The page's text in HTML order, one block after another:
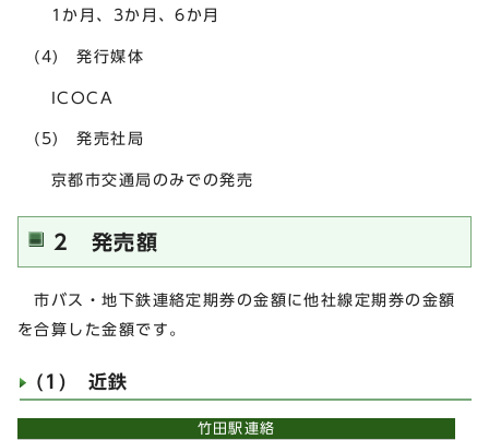
1か月、3か月、6か月
(4) 発行媒体
ICOCA
(5) 発売社局
京都市交通局のみでの発売
2 発売額
市バス・地下鉄連絡定期券の金額に他社線定期券の金額
を合算した金額です。
(1) 近鉄
竹田駅連絡